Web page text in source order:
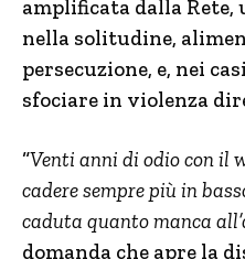
amplificata dalla Rete,
nella solitudine,
persecuzione, e, nei
sfociare in violenza
“Venti anni di odio con il
cadere sempre più in
caduta quanto manca
domanda che apre la